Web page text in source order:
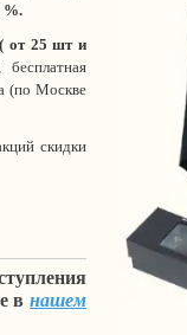
%.
от 25 шт и
(по Москве
скидки
в нашем